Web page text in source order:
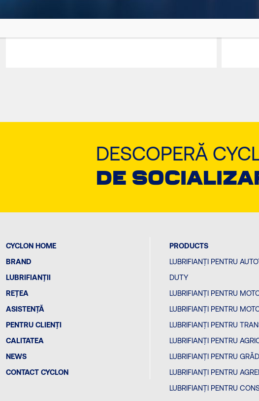
Ulei
DESCOPERĂ
DE
CYCLON HOME
BRAND
LUBRIFIANȚII
REȚEA
ASISTENȚĂ
PENTRU CLIENȚI
CALITATEA
NEWS
CONTACT CYCLON
PRODUCTS
LUBRIFIANȚI PENTRU
DUTY
LUBRIFIANȚI PENTRU
LUBRIFIANȚI PENTRU
LUBRIFIANȚI PENTRU
LUBRIFIANȚI PENTRU
LUBRIFIANȚI PENTRU
LUBRIFIANȚI PENTRU
LUBRIFIANȚI PENTRU